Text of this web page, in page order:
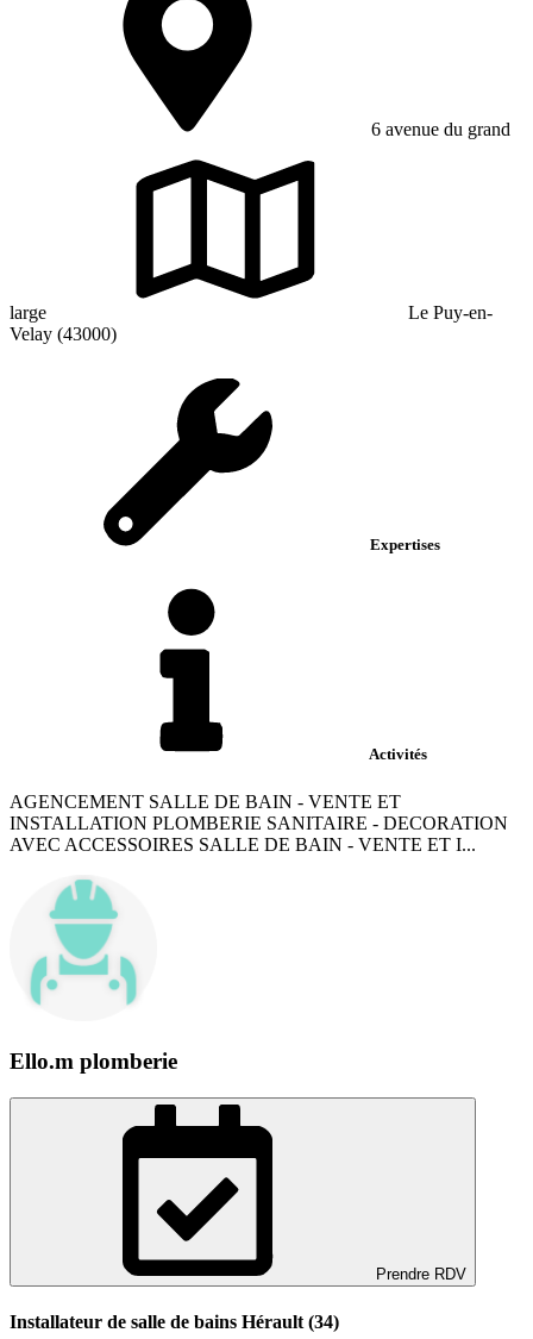
6 avenue du grand
large
Le Puy-en-
Velay (43000)
Expertises
Activités
AGENCEMENT SALLE DE BAIN - VENTE ET
INSTALLATION PLOMBERIE SANITAIRE - DECORATION
AVEC ACCESSOIRES SALLE DE BAIN - VENTE ET I...
Ello.m plomberie
Prendre RDV
Installateur de salle de bains Hérault (34)